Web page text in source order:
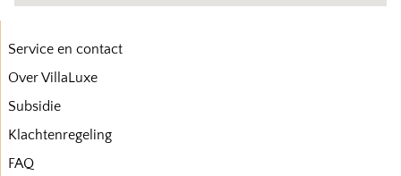
Service en contact
Over VillaLuxe
Subsidie
Klachtenregeling
FAQ